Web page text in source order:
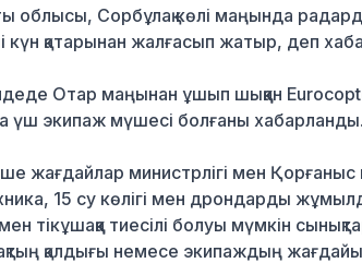
облысы, Сорбұлақ көлі маңында
күн қатарынан жалғасып жатыр, деп
Отар маңынан ұшып шыққан
үш экипаж мүшесі болғаны
жағдайлар министрлігі мен Қорғаныс
15 су көлігі мен дрондарды
тікұшаққа тиесілі болуы мүмкін
қалдығы немесе экипаждың